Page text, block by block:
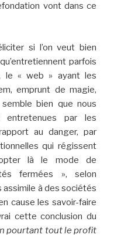
vont dans ce
si l’on veut bien
parfois
le « web » ayant les
emprunt de magie,
bien que nous
entretenues par les
au danger, par
qui régissent
là le mode de
fermées », selon
assimile à des sociétés
cause les savoir-faire
cette conclusion du
pourtant tout le profit